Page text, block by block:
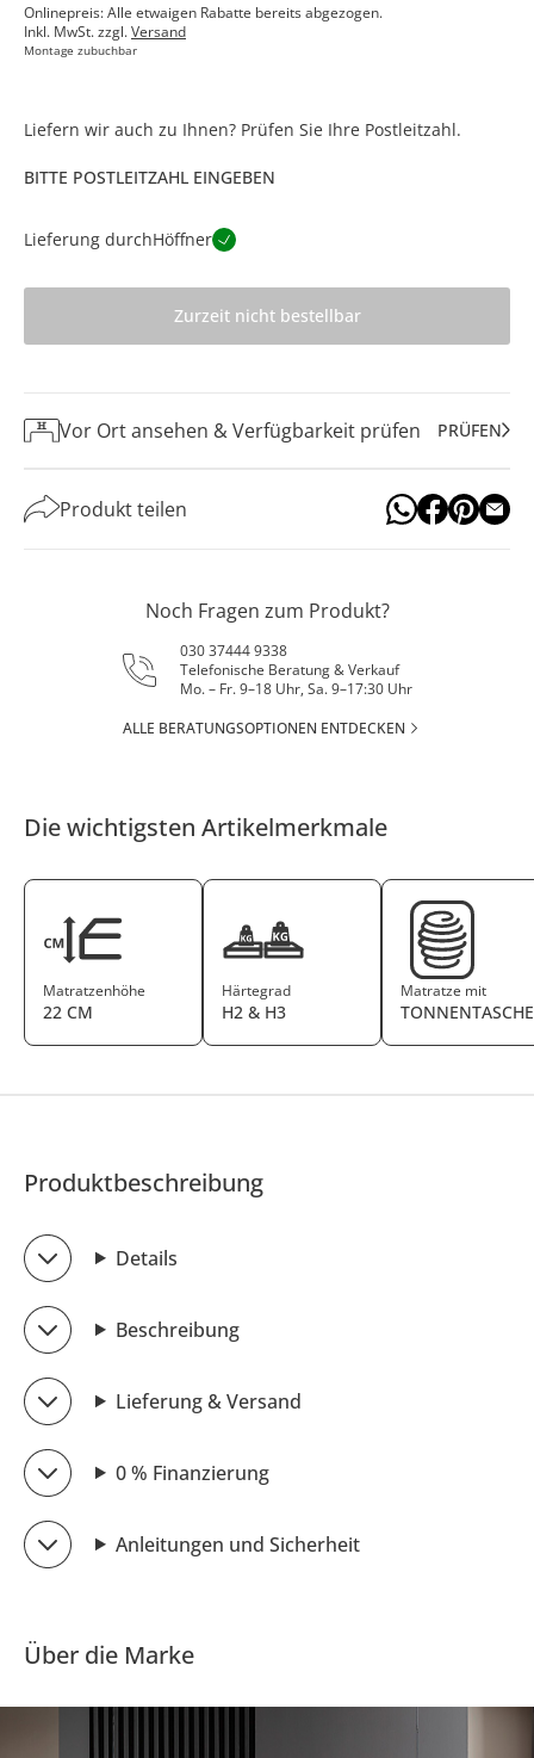
Onlinepreis: Alle etwaigen Rabatte bereits abgezogen.
Inkl. MwSt. zzgl.Versand
Montage zubuchbar
Liefern wir auch zu Ihnen? Prüfen Sie Ihre Postleitzahl.
BITTE POSTLEITZAHL EINGEBEN
Lieferung durchHöffner
Zurzeit nicht bestellbar
Vor Ort ansehen & Verfügbarkeit prüfen PRÜFEN
Produkt teilen
Noch Fragen zum Produkt?
030 37444 9338
Telefonische Beratung & Verkauf
Mo. – Fr. 9–18 Uhr, Sa. 9–17:30 Uhr
ALLE BERATUNGSOPTIONEN ENTDECKEN
Die wichtigsten Artikelmerkmale
Matratzenhöhe
22 CM
Härtegrad
H2 & H3
Matratze mit
Produktbeschreibung
Details
Beschreibung
Lieferung & Versand
0 % Finanzierung
Anleitungen und Sicherheit
Über die Marke